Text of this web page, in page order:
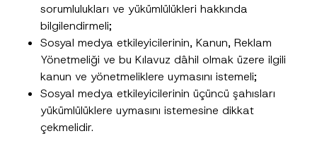
sorumlulukları ve yükümlülükleri hakkında
bilgilendirmeli;
Sosyal medya etkileyicilerinin, Kanun, Reklam
Yönetmeliği ve bu Kılavuz dâhil olmak üzere ilgili
kanun ve yönetmeliklere uymasını istemeli;
Sosyal medya etkileyicilerinin üçüncü şahısları
yükümlülüklere uymasını istemesine dikkat
çekmelidir.